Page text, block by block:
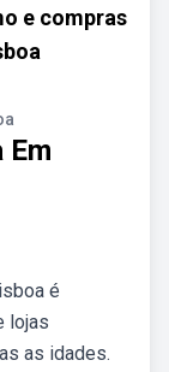
e compras
Em
é
lojas
as idades.